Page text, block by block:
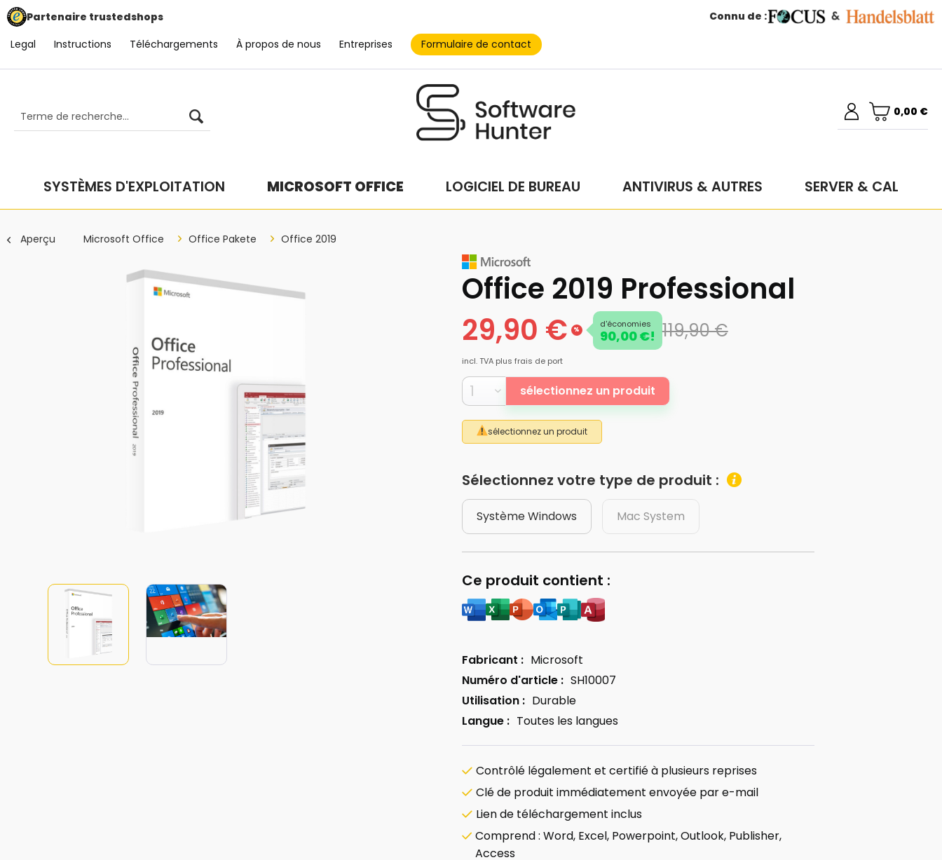
Partenaire trustedshops
Connu de :
Legal
Instructions Téléchargements À propos de nous Entreprises Formulaire de contact
0,00 €
SYSTÈMES D'EXPLOITATION MICROSOFT OFFICE LOGICIEL DE BUREAU ANTIVIRUS & AUTRES SERVER & CAL
Aperçu Microsoft Office Office Pakete Office 2019
Office 2019 Professional
29,90 €
%
d'économies
90,00 €! 119,90 €
incl. TVA plus frais de port
sélectionnez un produit
sélectionnez un produit
Sélectionnez votre type de produit :
Système Windows Mac System
Ce produit contient :
Fabricant : Microsoft
Numéro d'article : SH10007
Utilisation : Durable
Langue : Toutes les langues
Contrôlé légalement et certifié à plusieurs reprises
Clé de produit immédiatement envoyée par e-mail
Lien de téléchargement inclus
Comprend : Word, Excel, Powerpoint, Outlook, Publisher,
Access